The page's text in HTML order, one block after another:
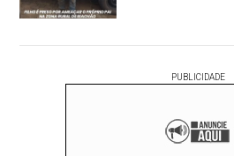
PUBLICIDADE